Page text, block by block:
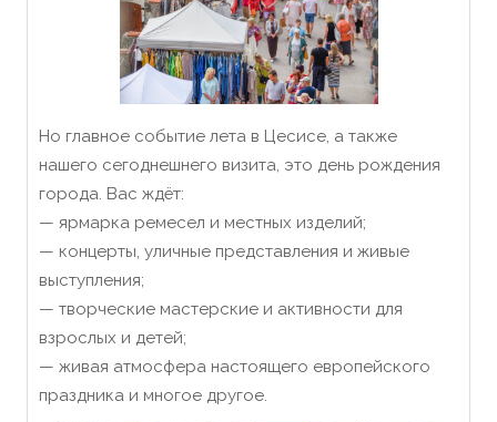
Но главное событие лета в Цесисе, а также
нашего сегоднешнего визита, это день рождения
города. Вас ждёт:
— ярмарка ремесел и местных изделий;
— концерты, уличные представления и живые
выступления;
— творческие мастерские и активности для
взрослых и детей;
— живая атмосфера настоящего европейского
праздника и многое другое.